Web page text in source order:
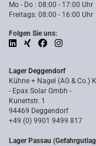
Mo - Do : 08:00 - 17:00 Uhr
Freitags: 08:00 - 16:00 Uhr
Folgen Sie uns:
Lager Deggendorf
Kühne + Nagel (AG & Co.)
- Epax Solar Gmbh -
Kunertstr. 1
94469 Deggendorf
+49 (0) 9901 9499 817
Lager Passau